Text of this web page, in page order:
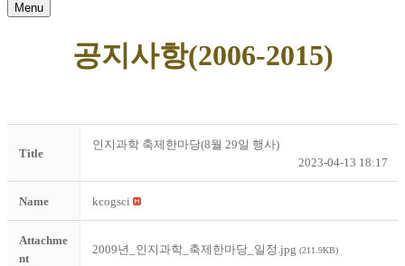
Menu
공지사항(2006-2015)
Title
인지과학 축제한마당(8월 29일 행사)
2023-04-13 18:17
Name kcogsci
Attachme
nt
2009년_인지과학_축제한마당_일정.jpg (211.9KB)